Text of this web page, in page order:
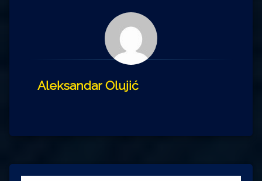
Aleksandar Olujić